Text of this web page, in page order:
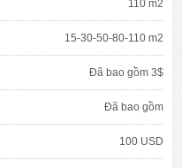
110 m2
15-30-50-80-110 m2
Đã bao gồm 3$
Đã bao gồm
100 USD